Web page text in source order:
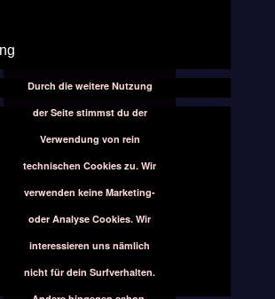
Durch die weitere Nutzung
der Seite stimmst du der
Verwendung von rein
technischen Cookies zu. Wir
verwenden keine Marketing-
oder Analyse Cookies. Wir
interessieren uns nämlich
nicht für dein Surfverhalten.